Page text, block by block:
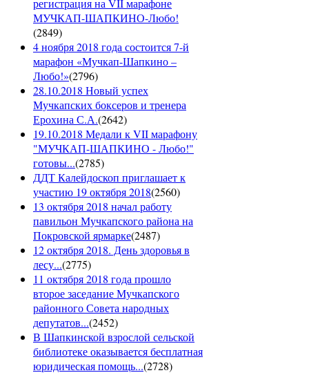
регистрация на VII марафоне
МУЧКАП-ШАПКИНО-Любо!
(2849)
4 ноября 2018 года состоится 7-й
марафон «Мучкап-Шапкино –
Любо!»(2796)
28.10.2018 Новый успех
Мучкапских боксеров и тренера
Ерохина С.А.(2642)
19.10.2018 Медали к VII марафону
"МУЧКАП-ШАПКИНО - Любо!"
готовы...(2785)
ДДТ Калейдоскоп приглашает к
участию 19 октября 2018(2560)
13 октября 2018 начал работу
павильон Мучкапского района на
Покровской ярмарке(2487)
12 октября 2018. День здоровья в
лесу...(2775)
11 октября 2018 года прошло
второе заседание Мучкапского
районного Совета народных
депутатов...(2452)
В Шапкинской взрослой сельской
библиотеке оказывается бесплатная
юридическая помощь...(2728)